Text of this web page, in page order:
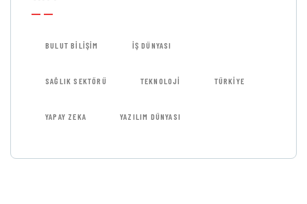
BULUT BILIŞIM IŞ DÜNYASI
SAĞLIK SEKTÖRÜ TEKNOLOJI TÜRKIYE
YAPAY ZEKA YAZILIM DÜNYASI